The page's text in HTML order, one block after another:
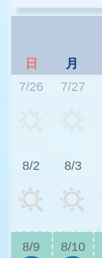
日 月
7/26
7/27
8/2 8/3
8/9 8/10